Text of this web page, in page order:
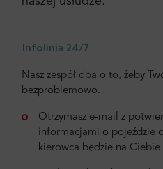
Infolinia 24/7
Nasz zespół dba o to, żeby
bezproblemowo.
Otrzymasz e-mail z
informacjami o pojeździe
kierowca będzie na Ciebie